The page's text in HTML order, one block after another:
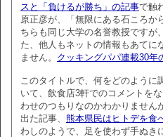
スと「負けるが勝ち」の記事で触
原正彦が、「無限にある石ころか
ちらも同じ大学の名誉教授ですが、
た、他人もネットの情報もあてに
ません。 クッキングパパ連載30年
このタイトルで、何をどのように
いて、飲食店3軒でのコメントを
わせのつもりなのかわかりません
出た記事、 熊本県民はヒトデを食
わしのようで、足を使わず手ぬき